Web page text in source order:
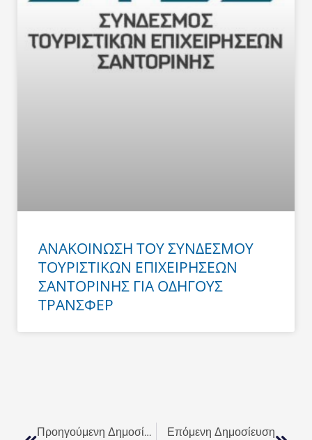
ΑΝΑΚΟΙΝΩΣΗ ΤΟΥ ΣΥΝΔΕΣΜΟΥ
ΤΟΥΡΙΣΤΙΚΩΝ ΕΠΙΧΕΙΡΗΣΕΩΝ
ΣΑΝΤΟΡΙΝΗΣ ΓΙΑ ΟΔΗΓΟΥΣ
ΤΡΑΝΣΦΕΡ
Προηγούμενη Δημοσίευση Επόμενη Δημοσίευση